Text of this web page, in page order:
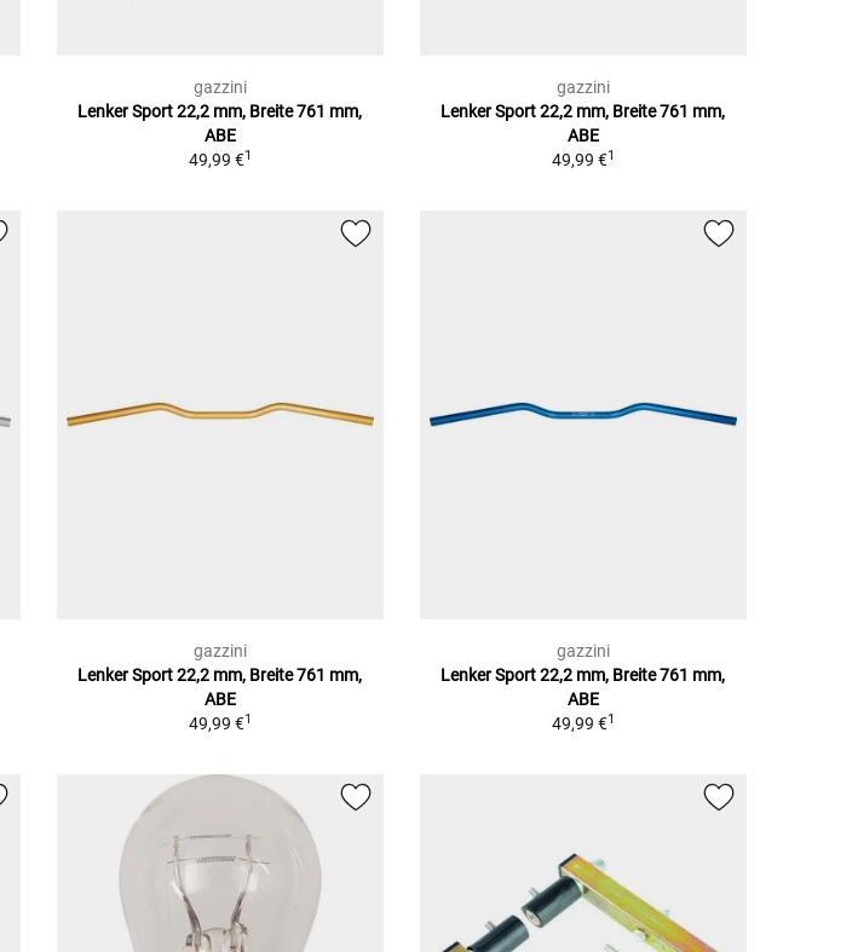
gazzini
Lenker Sport 22,2 mm, Breite 761 mm,
ABE
49,99 €1
gazzini
Lenker Sport 22,2 mm, Breite 761 mm,
ABE
49,99 €1
gazzini
Lenker Sport 22,2 mm, Breite 761 mm,
ABE
49,99 €1
gazzini
Lenker Sport 22,2 mm, Breite 761 mm,
ABE
49,99 €1